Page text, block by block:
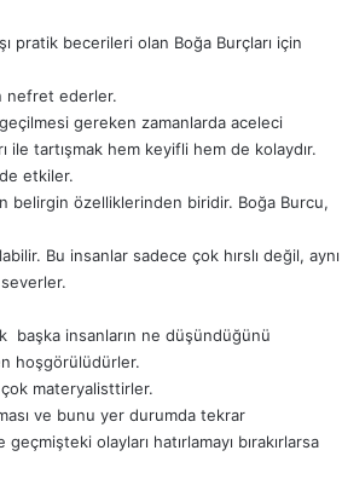
pratik becerileri olan Boğa Burçları için
nefret ederler.
gereken zamanlarda aceleci
ile tartışmak hem keyifli hem de kolaydır.
etkiler.
belirgin özelliklerinden biridir. Boğa Burcu,
Bu insanlar sadece çok hırslı değil, aynı
başka insanların ne düşündüğünü
hoşgörülüdürler.
çok materyalisttirler.
ve bunu yer durumda tekrar
olayları hatırlamayı bırakırlarsa